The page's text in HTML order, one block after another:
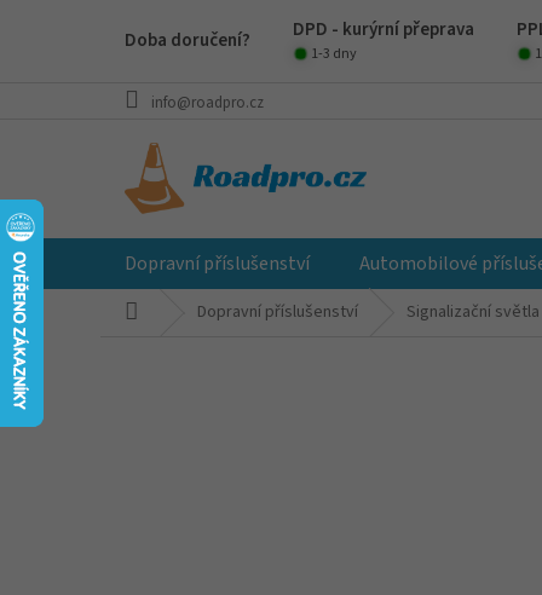
Doba doručení? DPD - kurýrní přeprava
1-3 dny
info@roadpro.cz
Dopravní příslušenství Automobilové
Dopravní příslušenství Signalizační světla